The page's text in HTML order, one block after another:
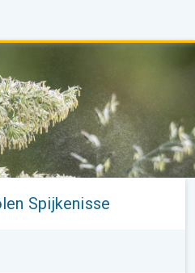
Spijkenisse